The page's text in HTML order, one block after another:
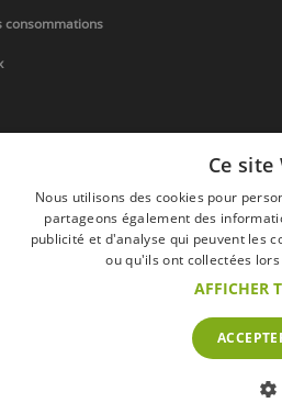
consommations
en Europe sur devis
les prix indiqués sur le site s'entendent toutes
protection du consommateur » du Code belge de
Ce
Nous utilisons des cookies pour
partageons également des
publicité et d'analyse qui peuvent les
ou qu'ils ont collectées
AFFICHER